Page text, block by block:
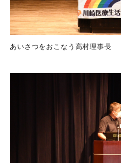
あいさつをおこなう高村理事長